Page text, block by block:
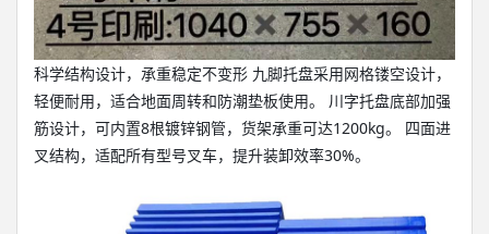
科学结构设计，承重稳定不变形 九脚托盘采用网格镂空设计，
轻便耐用，适合地面周转和防潮垫板使用。 川字托盘底部加强
筋设计，可内置8根镀锌钢管，货架承重可达1200kg。 四面进
叉结构，适配所有型号叉车，提升装卸效率30%。